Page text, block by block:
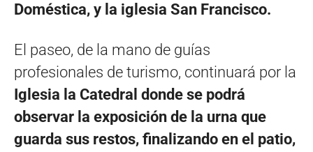
Doméstica, y la iglesia San Francisco.
El paseo, de la mano de guías
profesionales de turismo, continuará por la
Iglesia la Catedral donde se podrá
observar la exposición de la urna que
guarda sus restos, finalizando en el patio,